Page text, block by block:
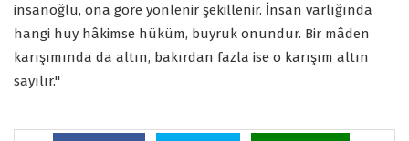
insanoğlu, ona göre yönlenir şekillenir. İnsan varlığında
hangi huy hâkimse hüküm, buyruk onundur. Bir mâden
karışımında da altın, bakırdan fazla ise o karışım altın
sayılır."